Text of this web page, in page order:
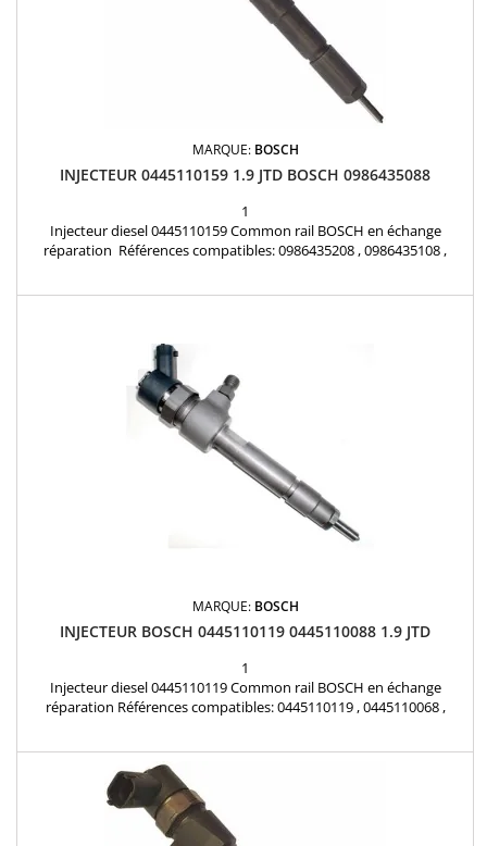
MARQUE: BOSCH
INJECTEUR 0445110159 1.9 JTD BOSCH 0986435088
1
Injecteur diesel 0445110159 Common rail BOSCH en échange
réparation Références compatibles: 0986435208 , 0986435108 ,
MARQUE: BOSCH
INJECTEUR BOSCH 0445110119 0445110088 1.9 JTD
1
Injecteur diesel 0445110119 Common rail BOSCH en échange
réparation Références compatibles: 0445110119 , 0445110068 ,